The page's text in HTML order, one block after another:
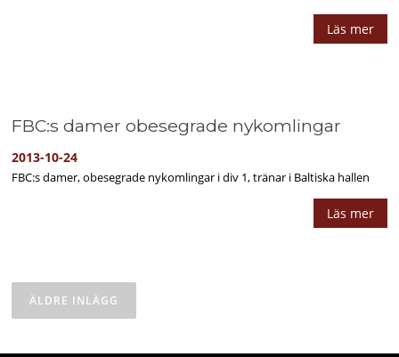
Läs mer
FBC:s damer obesegrade nykomlingar
2013-10-24
FBC:s damer, obesegrade nykomlingar i div 1, tränar i Baltiska hallen
Läs mer
ÄLDRE INLÄGG